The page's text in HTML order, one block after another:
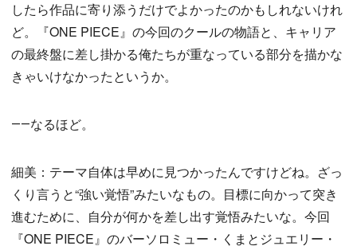
したら作品に寄り添うだけでよかったのかもしれないけれ
ど。『ONE PIECE』の今回のクールの物語と、キャリア
の最終盤に差し掛かる俺たちが重なっている部分を描かな
きゃいけなかったというか。
――なるほど。
細美：テーマ自体は早めに見つかったんですけどね。ざっ
くり言うと“強い覚悟”みたいなもの。目標に向かって突き
進むために、自分が何かを差し出す覚悟みたいな。今回
『ONE PIECE』のバーソロミュー・くまとジュエリー・